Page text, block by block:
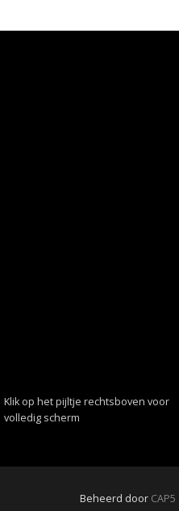
Klik op het pijltje rechtsboven voor
volledig scherm
Beheerd door CAP5